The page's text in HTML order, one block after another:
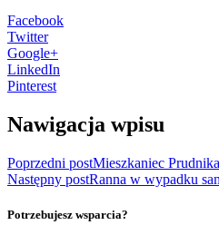
Facebook
Twitter
Google+
LinkedIn
Pinterest
Nawigacja wpisu
Poprzedni postMieszkaniec
Następny postRanna w wypadku
Potrzebujesz wsparcia?